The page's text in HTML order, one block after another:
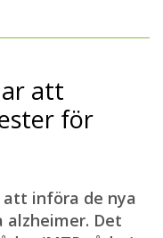
att
för
att införa de nya
Det